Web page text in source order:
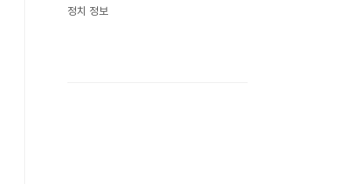
정치 정보